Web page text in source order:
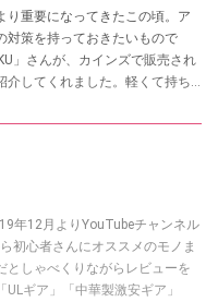
り重要になってきたこの頃。ア
対策を持っておきたいもので
」さんが、カインズで販売され
介してくれました。軽くて持ち
年12月よりYouTubeチャンネル
初心者さんにオススメのモノま
としゃべくりながらレビューを
ギア」「中華製激安ギア」